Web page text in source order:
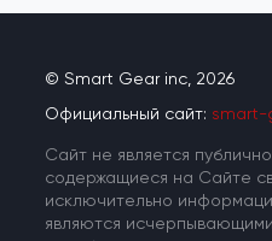
© Smart Gear inc, 2026
Официальный сайт: smart-
Cайт не является
содержащиеся на Сайте
исключительно
являются